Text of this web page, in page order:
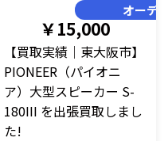
オーデ
￥15,000
【買取実績｜東大阪市】
PIONEER（パイオニ
ア）大型スピーカー S-
180III を出張買取しまし
た!